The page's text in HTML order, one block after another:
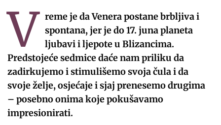
V reme je da Venera postane brbljiva i
spontana, jer je do 17. juna planeta
ljubavi i ljepote u Blizancima.
Predstojeće sedmice daće nam priliku da
zadirkujemo i stimulišemo svoja čula i da
svoje želje, osjećaje i sjaj prenesemo drugima
– posebno onima koje pokušavamo
impresionirati.